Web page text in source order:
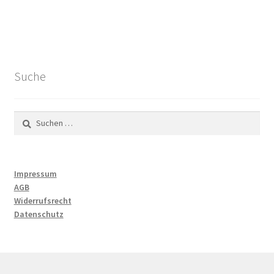
Suche
Suchen
nach:
Impressum
AGB
Widerrufsrecht
Datenschutz